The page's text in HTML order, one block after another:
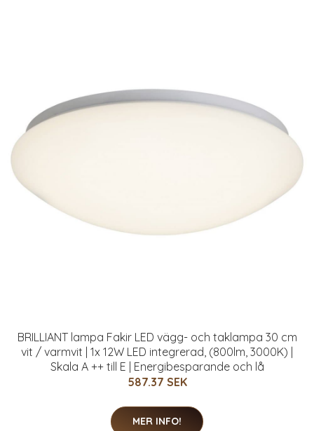
BRILLIANT lampa Fakir LED vägg- och taklampa 30 cm
vit / varmvit | 1x 12W LED integrerad, (800lm, 3000K) |
Skala A ++ till E | Energibesparande och lå
587.37 SEK
MER INFO!